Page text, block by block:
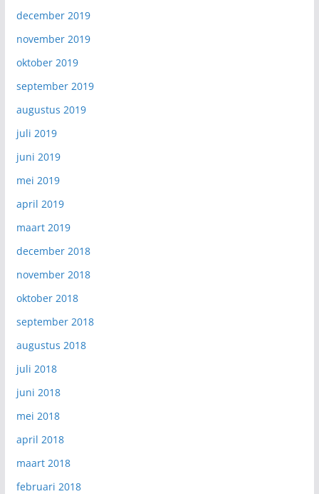
december 2019
november 2019
oktober 2019
september 2019
augustus 2019
juli 2019
juni 2019
mei 2019
april 2019
maart 2019
december 2018
november 2018
oktober 2018
september 2018
augustus 2018
juli 2018
juni 2018
mei 2018
april 2018
maart 2018
februari 2018